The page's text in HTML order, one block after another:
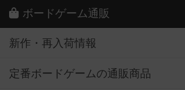
ボードゲーム通販
新作・再入荷情報
定番ボードゲームの通販商品